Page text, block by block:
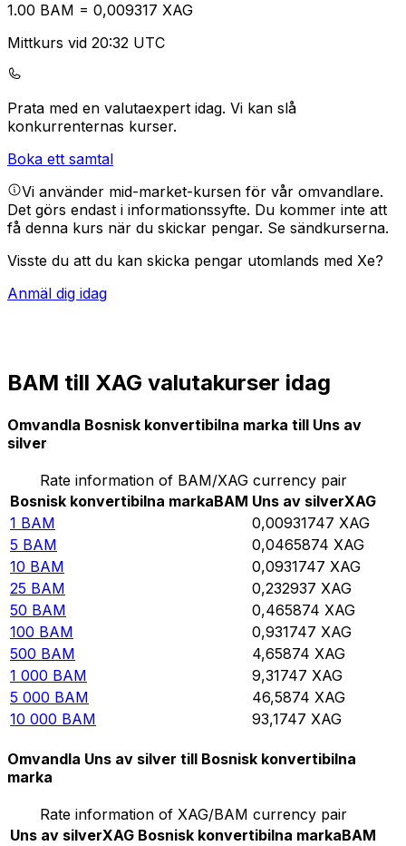
1.00 BAM = 0,009317 XAG
Mittkurs vid 20:32 UTC
Prata med en valutaexpert idag. Vi kan slå
konkurrenternas kurser.
Boka ett samtal
Vi använder mid-market-kursen för vår omvandlare.
Det görs endast i informationssyfte. Du kommer inte att
få denna kurs när du skickar pengar. Se sändkurserna.
Visste du att du kan skicka pengar utomlands med Xe?
Anmäl dig idag
BAM till XAG valutakurser idag
Omvandla Bosnisk konvertibilna marka till Uns av
silver
Rate information of BAM/XAG currency pair
Bosnisk konvertibilna markaBAM Uns av silverXAG
1 BAM 0,00931747 XAG
5 BAM 0,0465874 XAG
10 BAM 0,0931747 XAG
25 BAM 0,232937 XAG
50 BAM 0,465874 XAG
100 BAM 0,931747 XAG
500 BAM 4,65874 XAG
1 000 BAM 9,31747 XAG
5 000 BAM 46,5874 XAG
10 000 BAM 93,1747 XAG
Omvandla Uns av silver till Bosnisk konvertibilna
marka
Rate information of XAG/BAM currency pair
Uns av silverXAG Bosnisk konvertibilna markaBAM